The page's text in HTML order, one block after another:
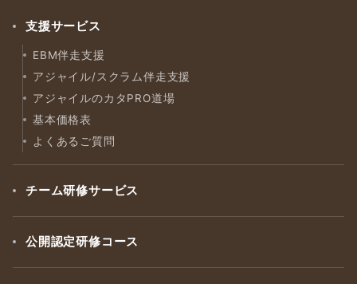
支援サービス
EBM伴走支援
アジャイル/スクラム伴走支援
アジャイルのカタPRO道場
基本価格表
よくあるご質問
チーム研修サービス
公開認定研修コース